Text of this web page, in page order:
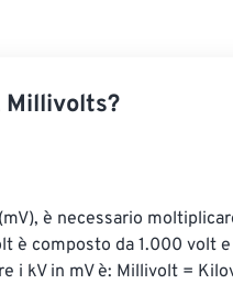
Millivolts?
è necessario
è composto da 1.000 volt
i kV in mV è: Millivolt =